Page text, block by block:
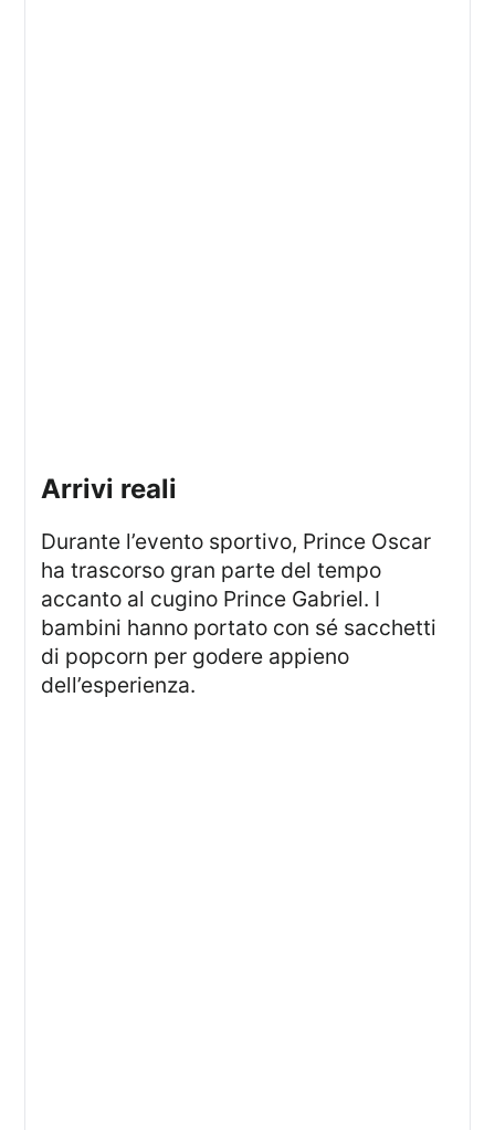
arrivi reali
Durante l’evento sportivo, Prince Oscar
ha trascorso gran parte del tempo
accanto al cugino Prince Gabriel. I
bambini hanno portato con sé sacchetti
di popcorn per godere appieno
dell’esperienza.